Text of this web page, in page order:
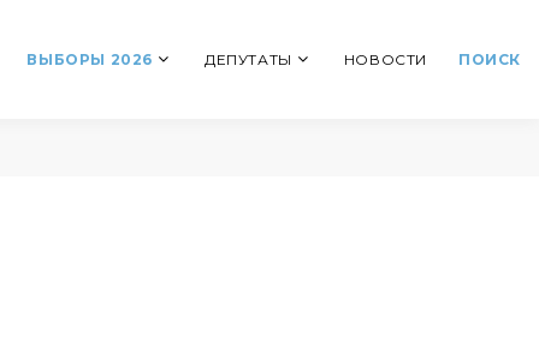
ВЫБОРЫ 2026 ДЕПУТАТЫ НОВОСТИ ПОИСК